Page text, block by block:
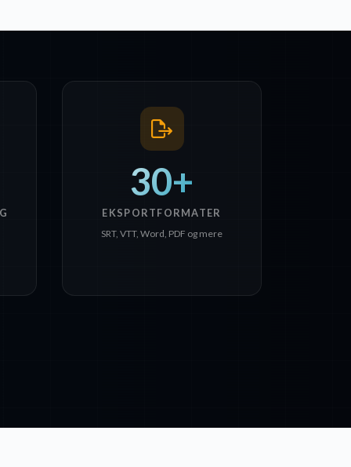
30+
EKSPORTFORMATER
SRT, VTT, Word, PDF og mere